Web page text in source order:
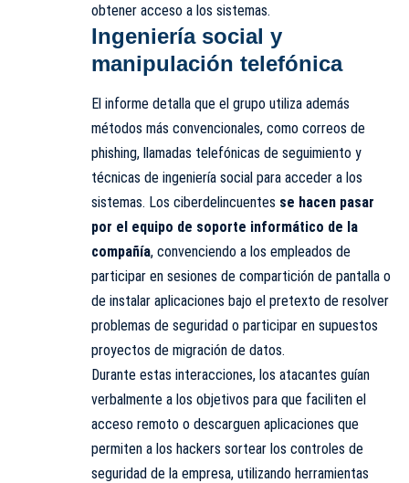
obtener acceso a los sistemas.
Ingeniería social y
manipulación telefónica
El informe detalla que el grupo utiliza además
métodos más convencionales, como correos de
phishing, llamadas telefónicas de seguimiento y
técnicas de ingeniería social para acceder a los
sistemas. Los ciberdelincuentes se hacen pasar
por el equipo de soporte informático de la
compañía, convenciendo a los empleados de
participar en sesiones de compartición de pantalla o
de instalar aplicaciones bajo el pretexto de resolver
problemas de seguridad o participar en supuestos
proyectos de migración de datos.
Durante estas interacciones, los atacantes guían
verbalmente a los objetivos para que faciliten el
acceso remoto o descarguen aplicaciones que
permiten a los hackers sortear los controles de
seguridad de la empresa, utilizando herramientas